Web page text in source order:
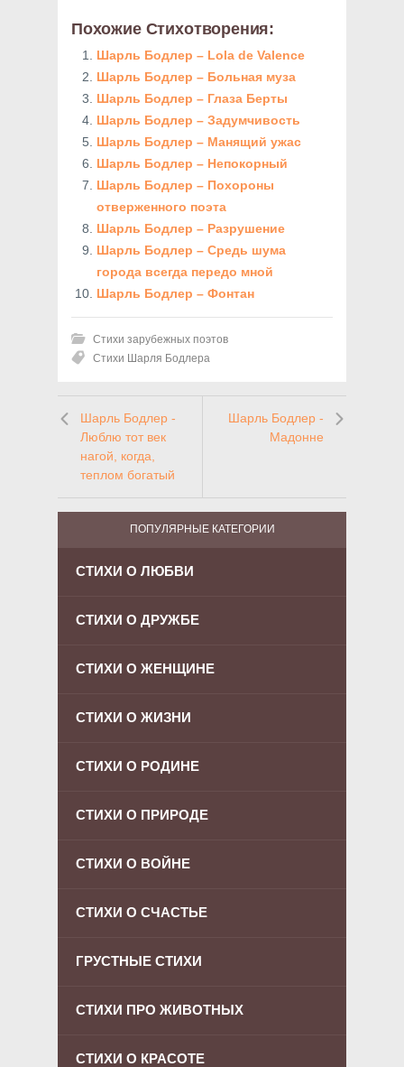
Похожие Стихотворения:
Шарль Бодлер – Lola de Valence
Шарль Бодлер – Больная муза
Шарль Бодлер – Глаза Берты
Шарль Бодлер – Задумчивость
Шарль Бодлер – Манящий ужас
Шарль Бодлер – Непокорный
Шарль Бодлер – Похороны
отверженного поэта
Шарль Бодлер – Разрушение
Шарль Бодлер – Средь шума
города всегда передо мной
Шарль Бодлер – Фонтан
Стихи зарубежных поэтов
Стихи Шарля Бодлера
Шарль Бодлер -
Люблю тот век
нагой, когда,
теплом богатый
Шарль Бодлер -
Мадонне
ПОПУЛЯРНЫЕ КАТЕГОРИИ
СТИХИ О ЛЮБВИ
СТИХИ О ДРУЖБЕ
СТИХИ О ЖЕНЩИНЕ
СТИХИ О ЖИЗНИ
СТИХИ О РОДИНЕ
СТИХИ О ПРИРОДЕ
СТИХИ О ВОЙНЕ
СТИХИ О СЧАСТЬЕ
ГРУСТНЫЕ СТИХИ
СТИХИ ПРО ЖИВОТНЫХ
СТИХИ О КРАСОТЕ